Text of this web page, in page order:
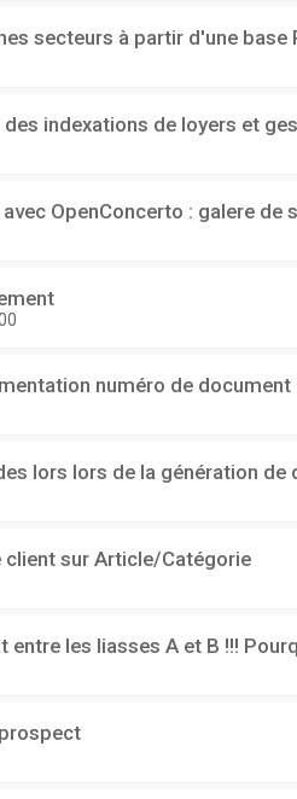
secteurs à partir d'une base
indexations de loyers et
OpenConcerto : galere de
numéro de document
lors lors de la génération de
client sur Article/Catégorie
entre les liasses A et B !!!